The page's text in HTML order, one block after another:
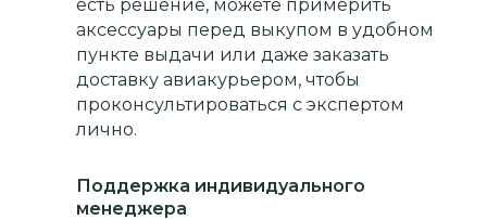
есть решение, можете примерить
аксессуары перед выкупом в удобном
пункте выдачи или даже заказать
доставку авиакурьером, чтобы
проконсультироваться с экспертом
лично.
Поддержка индивидуального
менеджера